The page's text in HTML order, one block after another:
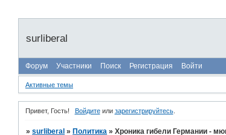
surliberal
Форум Участники Поиск Регистрация Войти
Активные темы
Привет, Гость! Войдитеили зарегистрируйтесь.
»surliberal » Политика »Хроника гибели Германии -